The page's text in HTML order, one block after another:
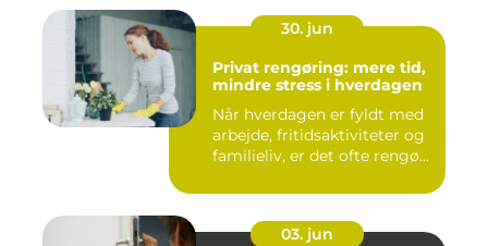
30. jun
Privat rengøring: mere tid,
mindre stress i hverdagen
Når hverdagen er fyldt med
arbejde, fritidsaktiviteter og
familieliv, er det ofte rengø...
03. jun